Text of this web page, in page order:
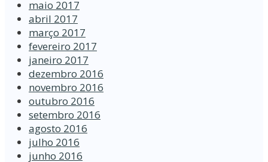
maio 2017
abril 2017
março 2017
fevereiro 2017
janeiro 2017
dezembro 2016
novembro 2016
outubro 2016
setembro 2016
agosto 2016
julho 2016
junho 2016